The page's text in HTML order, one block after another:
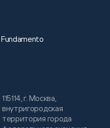
Fundamento
115114, г. Москва,
внутригородская
территория города